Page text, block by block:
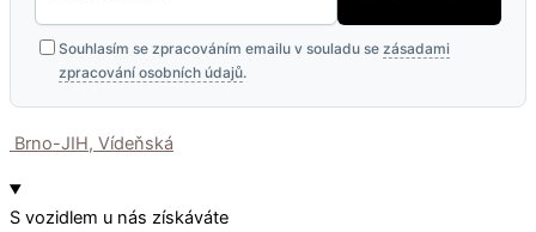
Souhlasím se zpracováním emailu v souladu se zásadami
zpracování osobních údajů.
Brno-JIH, Vídeňská
S vozidlem u nás získáváte